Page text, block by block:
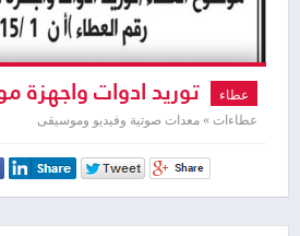
عطاء توريد ادوات واجهزة
عطاءات » معدات صوتية وفيديو وموسيقى